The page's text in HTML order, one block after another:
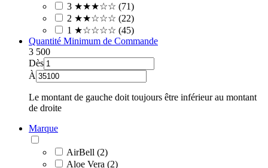
3 ★★★☆☆ (71)
2 ★★☆☆☆ (22)
1 ★☆☆☆☆ (45)
Quantité Minimum de Commande
3 500
Dès
À
Le montant de gauche doit toujours être inférieur au montant
de droite
Marque
AirBell (2)
Aloe Vera (2)